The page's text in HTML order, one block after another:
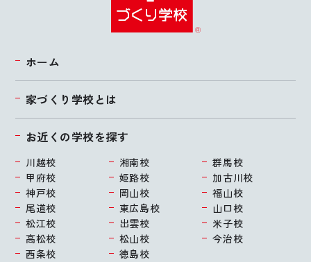
ホーム
家づくり学校とは
お近くの学校を探す
川越校 湘南校
群馬校
甲府校
姫路校
加古川校
神戸校
岡山校
福山校
尾道校
東広島校
山口校
松江校
出雲校
米子校
高松校
松山校
今治校
西条校
徳島校